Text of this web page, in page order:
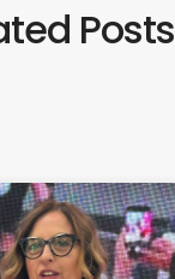
Posts